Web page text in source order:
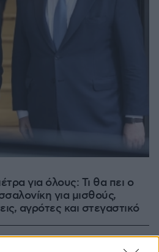
για όλους: Τι θα πει ο
για μισθούς,
αγρότες και στεγαστικό